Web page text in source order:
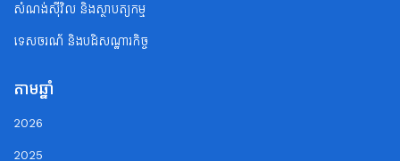
សំណង់ស៊ីវិល និងស្ថាបត្យកម្ម
ទេសចរណ័ និងបដិសណ្ឋារកិច្ច
តាមឆ្នាំ
2026
2025